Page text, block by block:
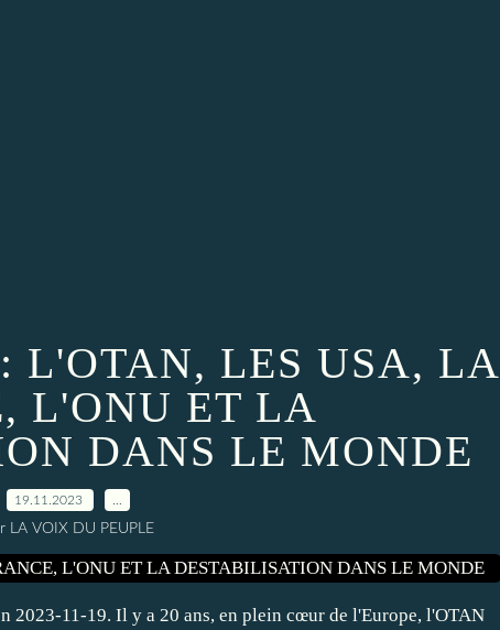
L'OTAN, LES USA, LA
L'ONU ET LA
DANS LE MONDE
19.11.2023
LA VOIX DU PEUPLE
2023-11-19. Il y a 20 ans, en plein cœur de l'Europe, l'OTAN